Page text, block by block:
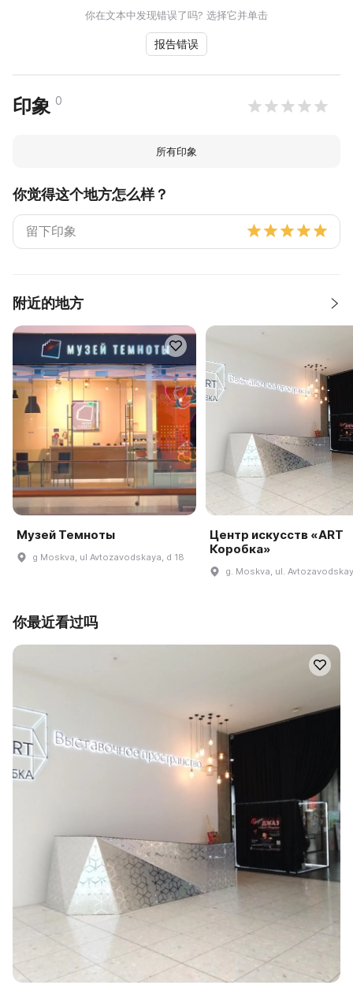
你在文本中发现错误了吗? 选择它并单击
报告错误
印象 0
所有印象
你觉得这个地方怎么样？
附近的地方
Музей Темноты
g Moskva, ul Avtozavodskaya, d 18
Центр искусств «ART
Коробка»
g. Moskva, ul.
你最近看过吗